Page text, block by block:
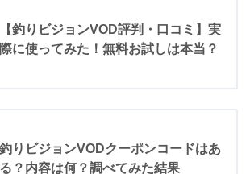
【釣りビジョンVOD評判・口コミ】実
際に使ってみた！無料お試しは本当？
釣りビジョンVODクーポンコードはあ
る？内容は何？調べてみた結果